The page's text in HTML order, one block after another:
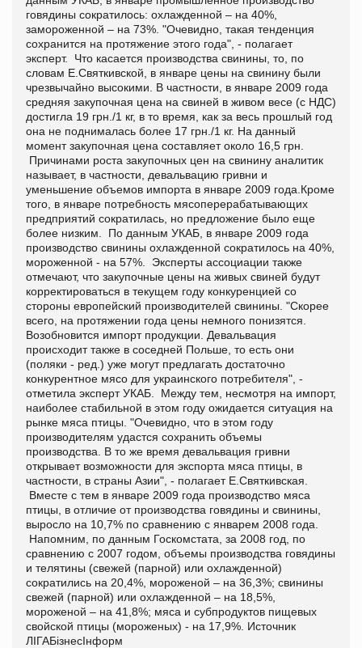
говядины сократилось: охлажденной – на 40%,
замороженной – на 73%. "Очевидно, такая тенденция
сохранится на протяжение этого года", - полагает
эксперт. Что касается производства свинины, то, по
словам Е.Святкивской, в январе цены на свинину были
чрезвычайно высокими. В частности, в январе 2009 года
средняя закупочная цена на свиней в живом весе (с НДС)
достигла 19 грн./1 кг, в то время, как за весь прошлый год
она не поднималась более 17 грн./1 кг. На данный
момент закупочная цена составляет около 16,5 грн.
Причинами роста закупочных цен на свинину аналитик
называет, в частности, девальвацию гривни и
уменьшение объемов импорта в январе 2009 года.Кроме
того, в январе потребность мясоперерабатывающих
предприятий сократилась, но предложение было еще
более низким. По данным УКАБ, в январе 2009 года
производство свинины охлажденной сократилось на 40%,
мороженной - на 57%. Эксперты ассоциации также
отмечают, что закупочные цены на живых свиней будут
корректироваться в текущем году конкуренцией со
стороны европейский производителей свинины. "Скорее
всего, на протяжении года цены немного понизятся.
Возобновится импорт продукции. Девальвация
происходит также в соседней Польше, то есть они
(поляки - ред.) уже могут предлагать достаточно
конкурентное мясо для украинского потребителя", -
отметила эксперт УКАБ. Между тем, несмотря на импорт,
наиболее стабильной в этом году ожидается ситуация на
рынке мяса птицы. "Очевидно, что в этом году
производителям удастся сохранить объемы
производства. В то же время девальвация гривни
открывает возможности для экспорта мяса птицы, в
частности, в страны Азии", - полагает Е.Святкивская.
Вместе с тем в январе 2009 года производство мяса
птицы, в отличие от производства говядины и свинины,
выросло на 10,7% по сравнению с январем 2008 года.
Напомним, по данным Госкомстата, за 2008 год, по
сравнению с 2007 годом, объемы производства говядины
и телятины (свежей (парной) или охлажденной)
сократились на 20,4%, мороженой – на 36,3%; свинины
свежей (парной) или охлажденной – на 18,5%,
мороженой – на 41,8%; мяса и субпродуктов пищевых
свойской птицы (мороженых) - на 17,9%. Источник
ЛІГАБізнесІнформ